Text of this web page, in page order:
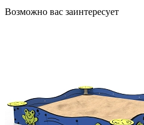
Возможно вас заинтересует